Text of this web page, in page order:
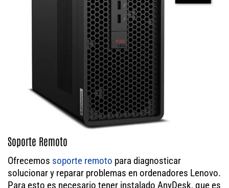
Soporte Remoto
Ofrecemos soporte remoto para diagnosticar
solucionar y reparar problemas en ordenadores Lenovo.
Para esto es necesario tener instalado AnyDesk, que es